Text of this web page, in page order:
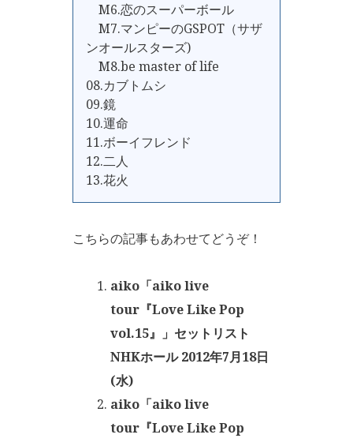
M6.恋のスーパーボール
M7.マンピーのGSPOT（サザ
ンオールスターズ)
M8.be master of life
08.カブトムシ
09.鏡
10.運命
11.ボーイフレンド
12.二人
13.花火
こちらの記事もあわせてどうぞ！
aiko「aiko live
tour『Love Like Pop
vol.15』」セットリスト
NHKホール 2012年7月18日
(水)
aiko「aiko live
tour『Love Like Pop